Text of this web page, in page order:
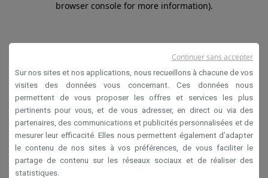
browser console for more information).
Sur nos sites et nos applications, nous recueillons à chacune de vos
visites des données vous concernant. Ces données nous
permettent de vous proposer les offres et services les plus
pertinents pour vous, et de vous adresser, en direct ou via des
partenaires, des communications et publicités personnalisées et de
mesurer leur efficacité. Elles nous permettent également d’adapter
le contenu de nos sites à vos préférences, de vous faciliter le
partage de contenu sur les réseaux sociaux et de réaliser des
statistiques.
Continuer sans accepter